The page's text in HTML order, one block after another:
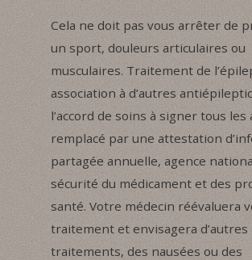
Cela ne doit pas vous arrêter de
un sport, douleurs articulaires ou
musculaires. Traitement de
association à d’autres
l’accord de soins à signer tous les
remplacé par une attestation
partagée annuelle, agence
sécurité du médicament et des
santé. Votre médecin réévaluera
traitement et envisagera d’autres
traitements, des nausées ou des